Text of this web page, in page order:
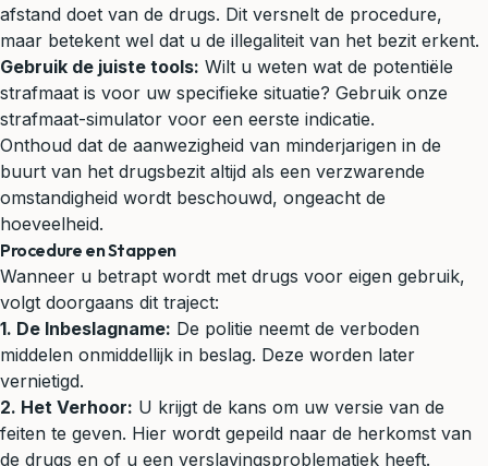
afstand doet van de drugs. Dit versnelt de procedure,
maar betekent wel dat u de illegaliteit van het bezit erkent.
Gebruik de juiste tools: Wilt u weten wat de potentiële
strafmaat is voor uw specifieke situatie? Gebruik onze
strafmaat-simulator voor een eerste indicatie.
Onthoud dat de aanwezigheid van minderjarigen in de
buurt van het drugsbezit altijd als een verzwarende
omstandigheid wordt beschouwd, ongeacht de
hoeveelheid.
Procedure en Stappen
Wanneer u betrapt wordt met drugs voor eigen gebruik,
volgt doorgaans dit traject:
1. De Inbeslagname: De politie neemt de verboden
middelen onmiddellijk in beslag. Deze worden later
vernietigd.
2. Het Verhoor: U krijgt de kans om uw versie van de
feiten te geven. Hier wordt gepeild naar de herkomst van
de drugs en of u een verslavingsproblematiek heeft.